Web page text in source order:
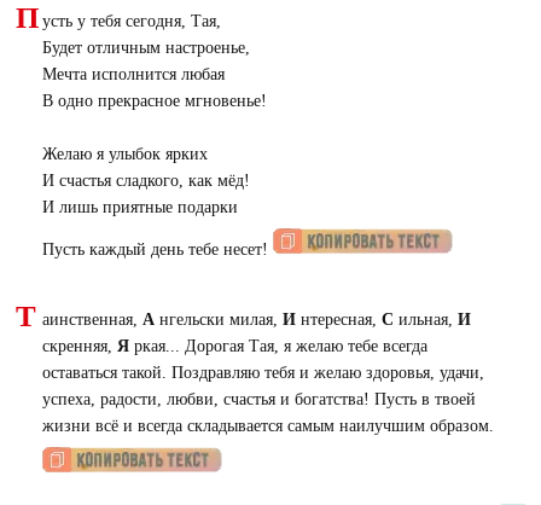
П усть у тебя сегодня, Тая,
Будет отличным настроенье,
Мечта исполнится любая
В одно прекрасное мгновенье!
Желаю я улыбок ярких
И счастья сладкого, как мёд!
И лишь приятные подарки
Пусть каждый день тебе несет!
Т аинственная, А нгельски милая, И нтересная, С ильная, И
скренняя, Я ркая... Дорогая Тая, я желаю тебе всегда
оставаться такой. Поздравляю тебя и желаю здоровья, удачи,
успеха, радости, любви, счастья и богатства! Пусть в твоей
жизни всё и всегда складывается самым наилучшим образом.